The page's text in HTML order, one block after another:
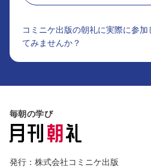
コミニケ出版の朝礼に実際に参
てみませんか？
毎朝の学び
発行：株式会社コミニケ出版